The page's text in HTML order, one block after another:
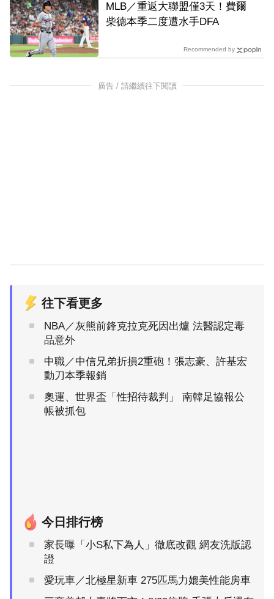
MLB／重返大聯盟僅3天！費爾
柴德本季二度遭水手DFA
Recommended by
廣告 / 請繼續往下閱讀
往下看更多
NBA／灰熊前鋒克拉克死因出爐 法醫認定毒
品意外
中職／中信兄弟折損2重砲！張志豪、許基宏
動刀本季報銷
奧運、世界盃「性招待裁判」 南韓足協報公
帳被抓包
今日排行榜
家長曝「小S私下為人」徹底改觀 網友洗版認
證
愛玩車／北極星新車 275匹馬力媲美性能房車